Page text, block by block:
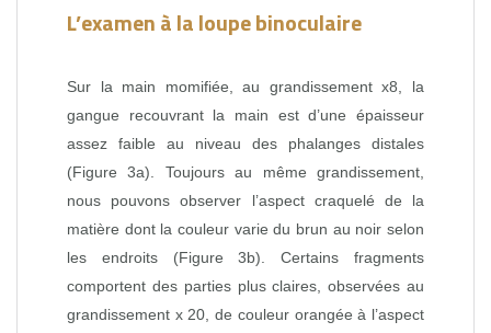
L’examen à la loupe binoculaire
Sur la main momifiée, au grandissement x8, la
gangue recouvrant la main est d’une épaisseur
assez faible au niveau des phalanges distales
(Figure 3a). Toujours au même grandissement,
nous pouvons observer l’aspect craquelé de la
matière dont la couleur varie du brun au noir selon
les endroits (Figure 3b). Certains fragments
comportent des parties plus claires, observées au
grandissement x 20, de couleur orangée à l’aspect